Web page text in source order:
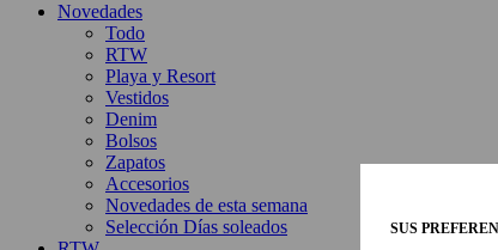
SUS
Novedades
Todo
RTW
Playa y Resort
Vestidos
Denim
Bolsos
Zapatos
Accesorios
Novedades de esta semana
Selección Días soleados